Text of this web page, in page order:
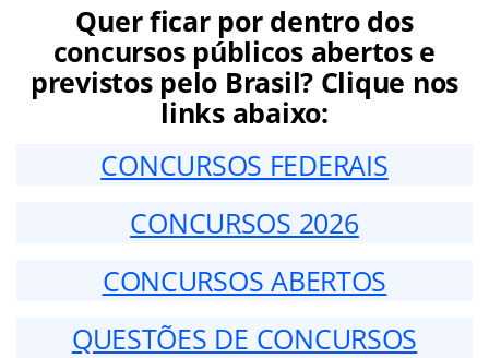
Quer ficar por dentro dos
concursos públicos abertos e
previstos pelo Brasil? Clique nos
links abaixo:
CONCURSOS FEDERAIS
CONCURSOS 2026
CONCURSOS ABERTOS
QUESTÕES DE CONCURSOS